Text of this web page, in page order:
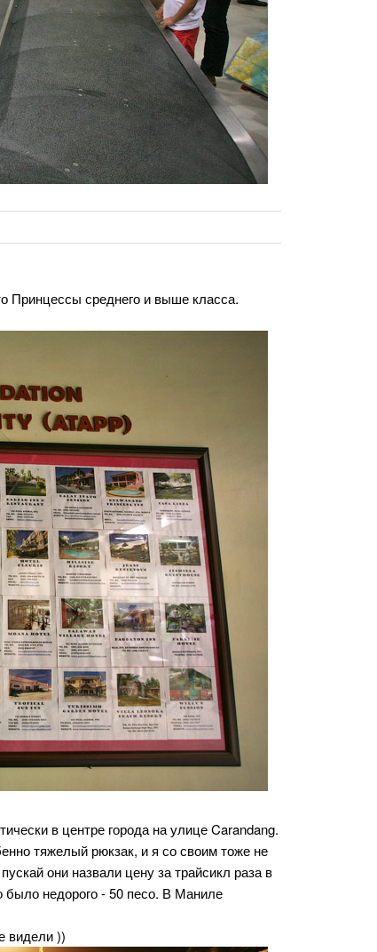
Принцессы среднего и выше класса.
в центре города на улице Carandang.
тяжелый рюкзак, и я со своим тоже не
они назвали цену за трайсикл раза в
было недорого - 50 песо. В Маниле
видели ))